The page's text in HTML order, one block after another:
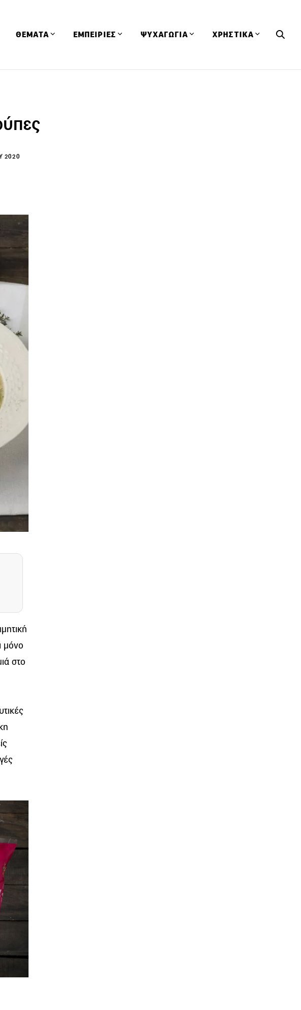
ΘΕΜΑΤΑ
Ειδήσεις
Έρευνες
Οινοπνευματώδη
ΕΜΠΕΙΡΙΕΣ ΨΥΧΑΓΩΓΙΑ ΧΡΗΣΤΙΚΑ
2020
μόνο
στο